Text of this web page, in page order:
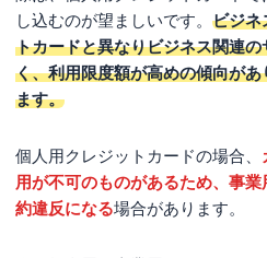
分割払い・リボ払いを選べ
ードが多い
個人カードより年会費が高
い？審査難易度について
信用情報に傷がついている
きない
し込むのが望ましいです。 ビジネ
トカードと異なりビジネス関連
く、利用限度額が高めの傾向が
ます。
個人用クレジットカードの場合、
用が不可のものがあるため、事
約違反になる場合があります。